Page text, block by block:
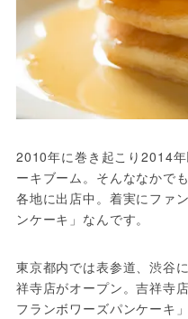
2010年に巻き起こり2014
ーキブーム。そんななかで
各地に出店中。着実にファ
ンケーキ」なんです。
東京都内では表参道、渋谷
祥寺店がオープン。吉祥寺
フランボワーズパンケーキ